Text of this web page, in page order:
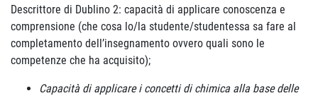
Descrittore di Dublino 2: capacità di applicare conoscenza e
comprensione (che cosa lo/la studente/studentessa sa fare al
completamento dell’insegnamento ovvero quali sono le
competenze che ha acquisito);
Capacità di applicare i concetti di chimica alla base delle